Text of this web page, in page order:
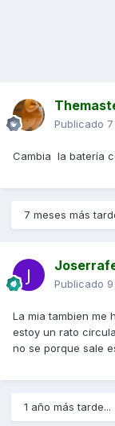
Publicado
Cambia la batería
7 meses más
Publicado
La mia tambien me
estoy un rato
no se porque sale
1 año más tarde...